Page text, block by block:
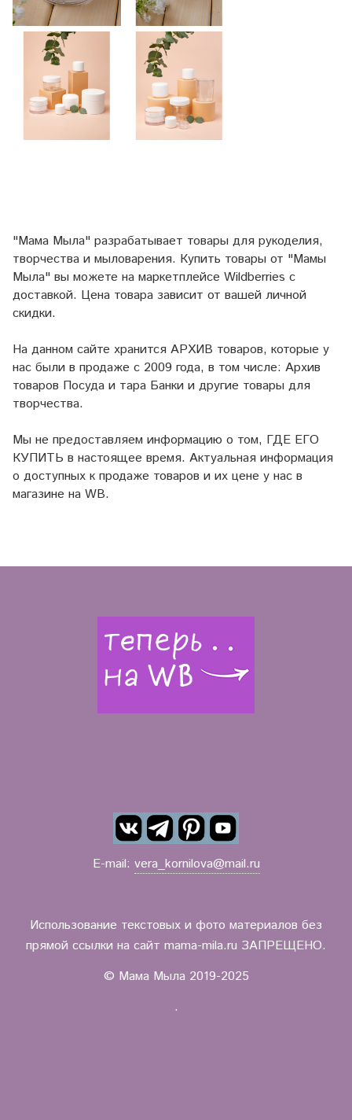
"Мама Мыла" разрабатывает товары для рукоделия,
творчества и мыловарения. Купить товары от "Мамы
Мыла" вы можете на маркетплейсе Wildberries с
доставкой. Цена товара зависит от вашей личной
скидки.
На данном сайте хранится АРХИВ товаров, которые у
нас были в продаже с 2009 года, в том числе: Архив
товаров Посуда и тара Банки и другие товары для
творчества.
Мы не предоставляем информацию о том, ГДЕ ЕГО
КУПИТЬ в настоящее время. Актуальная информация
о доступных к продаже товаров и их цене у нас в
магазине на WB.
E-mail: vera_kornilova@mail.ru
Использование текстовых и фото материалов без
прямой ссылки на сайт mama-mila.ru ЗАПРЕЩЕНО.
© Мама Мыла 2019-2025
.